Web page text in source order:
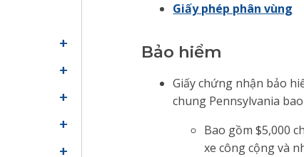
Giấy phép phân vùng
Bảo hiểm
Giấy chứng nhận bảo
chung Pennsylvania
Bao gồm $5,000
xe công cộng và